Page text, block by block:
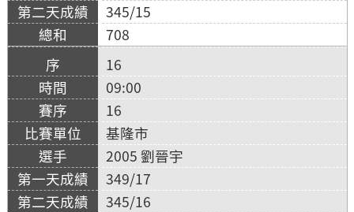
345/15
708
16
09:00
16
基隆市
2005 劉晉宇
349/17
345/16